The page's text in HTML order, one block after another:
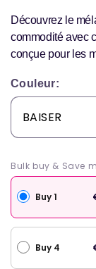
Découvrez le
commodité avec
conçue pour les
Couleur:
Bulk buy & Save
Buy 1
Buy 4